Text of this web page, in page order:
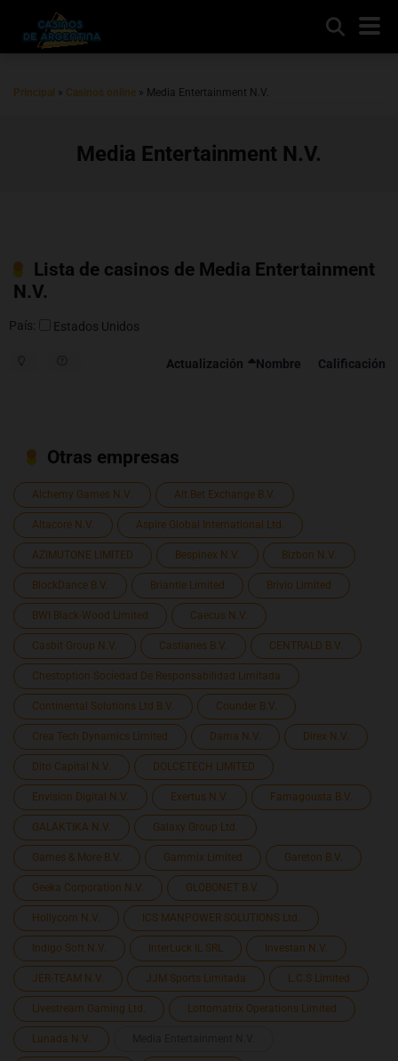
Principal » Casinos online » Media Entertainment N.V.
Media Entertainment N.V.
Lista de casinos de Media Entertainment
N.V.
Actualización Nombre Calificación
País: Estados Unidos
Otras empresas
Alchemy Games N.V. Alt.Bet Exchange B.V.
Altacore N.V. Aspire Global International Ltd.
AZIMUTONE LIMITED Bespinex N.V. Bizbon N.V.
BlockDance B.V. Briantie Limited Brivio Limited
BWI Black-Wood Limited Caecus N.V.
Casbit Group N.V. Castianes B.V. CENTRALD B.V.
Chestoption Sociedad De Responsabilidad Limitada
Continental Solutions Ltd B.V. Counder B.V.
Crea Tech Dynamics Limited Dama N.V. Direx N.V.
Dito Capital N.V. DOLCETECH LIMITED
Envision Digital N.V. Exertus N.V. Famagousta B.V.
GALAKTIKA N.V. Galaxy Group Ltd.
Games & More B.V. Gammix Limited Gareton B.V.
Geeka Corporation N.V. GLOBONET B.V.
Hollycorn N.V. ICS MANPOWER SOLUTIONS Ltd.
Indigo Soft N.V. InterLuck IL SRL Investan N.V.
JER-TEAM N.V. JJM Sports Limitada L.C.S Limited
Livestream Gaming Ltd. Lottomatrix Operations Limited
Lunada N.V.